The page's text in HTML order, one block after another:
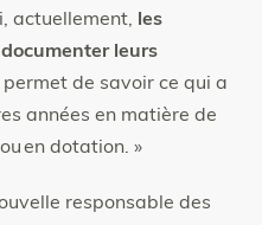
actuellement, les
leurs
de savoir ce qui a
années en matière de
ou en dotation. »
responsable des